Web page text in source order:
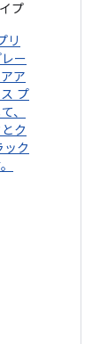
プ
リ
ー
ア
プ
、
ク
ック